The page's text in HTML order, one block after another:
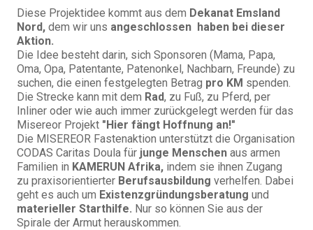
Diese Projektidee kommt aus dem Dekanat Emsland
Nord, dem wir uns angeschlossen haben bei dieser
Aktion.
Die Idee besteht darin, sich Sponsoren (Mama, Papa,
Oma, Opa, Patentante, Patenonkel, Nachbarn, Freunde) zu
suchen, die einen festgelegten Betrag pro KM spenden.
Die Strecke kann mit dem Rad, zu Fuß, zu Pferd, per
Inliner oder wie auch immer zurückgelegt werden für das
Misereor Projekt "Hier fängt Hoffnung an!"
Die MISEREOR Fastenaktion unterstützt die Organisation
CODAS Caritas Doula für junge Menschen aus armen
Familien in KAMERUN Afrika, indem sie ihnen Zugang
zu praxisorientierter Berufsausbildung verhelfen. Dabei
geht es auch um Existenzgründungsberatung und
materieller Starthilfe. Nur so können Sie aus der
Spirale der Armut herauskommen.